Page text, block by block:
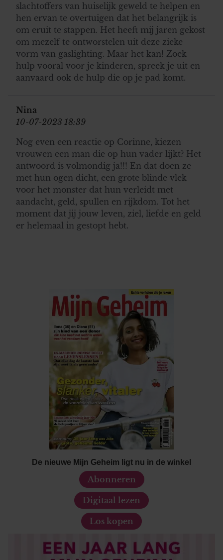
slachtoffers van huiselijk geweld te helpen en
hen ervan te overtuigen dat het belangrijk is
om eruit te stappen. Het heeft mij jaren gekost
om mezelf te ontworstelen uit deze zieke
vorm van gaslighting. Maar het kan! Zoek
hulp vooral voor je kinderen, spreek je uit en
aanvaard ook de hulp die op je pad komt.
Nina
10-07-2023 18:39
Nog even een reactie op Corinne, kiezen
vrouwen een man die op hun vader lijkt? Het
antwoord is volmondig ja!!! En dat doen ze
met hun ogen dicht, een grote blinde vlek
voor het monster dat hun verleidt met
aandacht, geld, spullen en rijkdom. Tot het
moment dat jij jouw leven, ziel, liefde en geld
er helemaal in gestopt hebt.
De nieuwe Mijn Geheim ligt nu in de winkel
Abonneren
Digitaal lezen
Los kopen